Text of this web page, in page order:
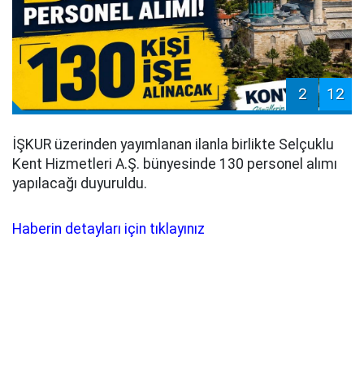
2 12
İŞKUR üzerinden yayımlanan ilanla birlikte Selçuklu
Kent Hizmetleri A.Ş. bünyesinde 130 personel alımı
yapılacağı duyuruldu.
Haberin detayları için tıklayınız